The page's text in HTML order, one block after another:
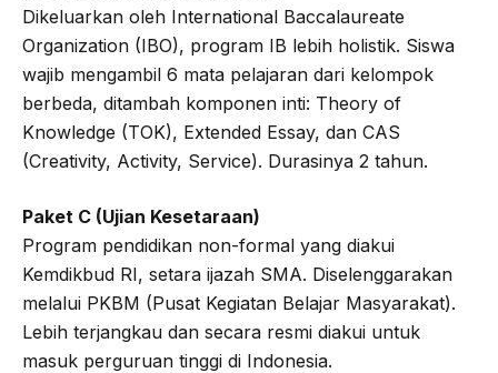
Dikeluarkan oleh International Baccalaureate
Organization (IBO), program IB lebih holistik. Siswa
wajib mengambil 6 mata pelajaran dari kelompok
berbeda, ditambah komponen inti: Theory of
Knowledge (TOK), Extended Essay, dan CAS
(Creativity, Activity, Service). Durasinya 2 tahun.
Paket C (Ujian Kesetaraan)
Program pendidikan non-formal yang diakui
Kemdikbud RI, setara ijazah SMA. Diselenggarakan
melalui PKBM (Pusat Kegiatan Belajar Masyarakat).
Lebih terjangkau dan secara resmi diakui untuk
masuk perguruan tinggi di Indonesia.